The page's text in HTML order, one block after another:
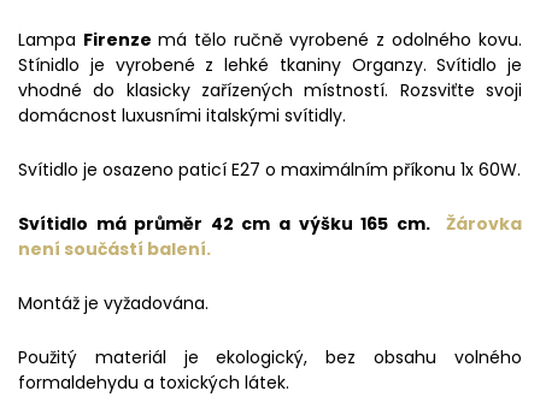
Lampa Firenze má tělo ručně vyrobené z odolného kovu.
Stínidlo je vyrobené z lehké tkaniny Organzy. Svítidlo je
vhodné do klasicky zařízených místností. Rozsviťte svoji
domácnost luxusními italskými svítidly.
Svítidlo je osazeno paticí E27 o maximálním příkonu 1x 60W.
Svítidlo má průměr 42 cm a výšku 165 cm. Žárovka
není součástí balení.
Montáž je vyžadována.
Použitý materiál je ekologický, bez obsahu volného
formaldehydu a toxických látek.